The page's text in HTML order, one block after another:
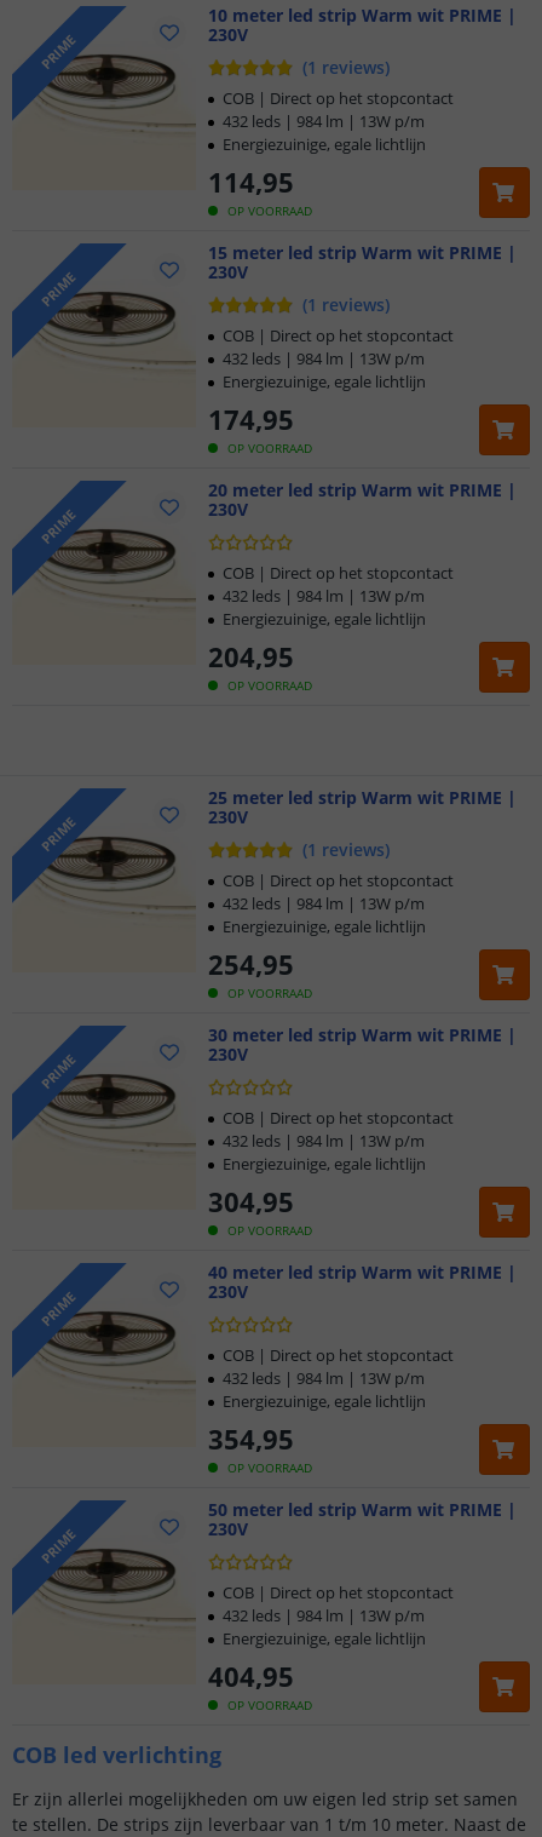
PRIME
10 meter led strip Warm wit PRIME |
230V
(1 reviews)
OP VOORRAAD
114,95
COB | Direct op het stopcontact
432 leds | 984 lm | 13W p/m
Energiezuinige, egale lichtlijn
PRIME
15 meter led strip Warm wit PRIME |
230V
(1 reviews)
OP VOORRAAD
174,95
COB | Direct op het stopcontact
432 leds | 984 lm | 13W p/m
Energiezuinige, egale lichtlijn
PRIME
20 meter led strip Warm wit PRIME |
230V
OP VOORRAAD
204,95
COB | Direct op het stopcontact
432 leds | 984 lm | 13W p/m
Energiezuinige, egale lichtlijn
Klantbeoordeling 9.1
Voor 23:45 uur besteld,morgen in huis
5 jaar garantie
Klantbeoordeling 9.1
Voor 23:45 uur besteld,morgen in huis
PRIME
25 meter led strip Warm wit PRIME |
230V
(1 reviews)
OP VOORRAAD
254,95
COB | Direct op het stopcontact
432 leds | 984 lm | 13W p/m
Energiezuinige, egale lichtlijn
PRIME
30 meter led strip Warm wit PRIME |
230V
OP VOORRAAD
304,95
COB | Direct op het stopcontact
432 leds | 984 lm | 13W p/m
Energiezuinige, egale lichtlijn
PRIME
40 meter led strip Warm wit PRIME |
230V
OP VOORRAAD
354,95
COB | Direct op het stopcontact
432 leds | 984 lm | 13W p/m
Energiezuinige, egale lichtlijn
PRIME
50 meter led strip Warm wit PRIME |
230V
OP VOORRAAD
404,95
COB | Direct op het stopcontact
432 leds | 984 lm | 13W p/m
Energiezuinige, egale lichtlijn
COB led verlichting
Er zijn allerlei mogelijkheden om uw eigen led strip set samen
te stellen. De strips zijn leverbaar van 1 t/m 10 meter. Naast de